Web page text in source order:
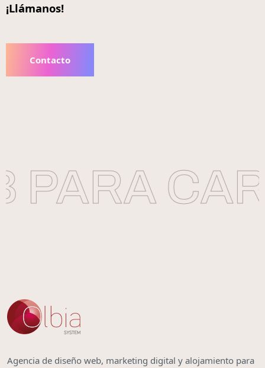
¡Llámanos!
Contacto
Agencia de diseño web, marketing digital y alojamiento para